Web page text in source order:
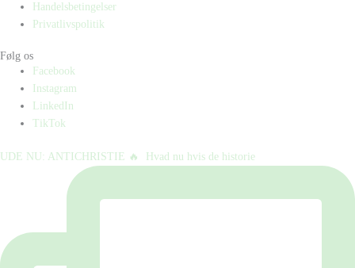
Handelsbetingelser
Privatlivspolitik
Følg os
Facebook
Instagram
LinkedIn
TikTok
UDE NU: ANTICHRISTIE 🔥⁠ ⁠ Hvad nu hvis de historie